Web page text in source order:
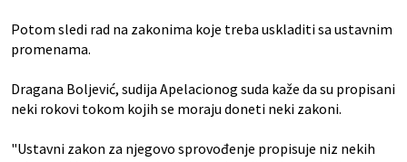
Potom sledi rad na zakonima koje treba uskladiti sa ustavnim
promenama.
Dragana Boljević, sudija Apelacionog suda kaže da su propisani
neki rokovi tokom kojih se moraju doneti neki zakoni.
"Ustavni zakon za njegovo sprovođenje propisuje niz nekih